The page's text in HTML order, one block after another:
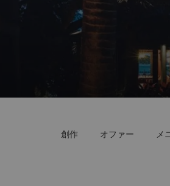
創作 オファー メ